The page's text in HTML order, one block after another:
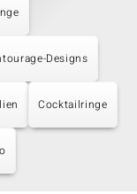
Designs
Cocktailringe